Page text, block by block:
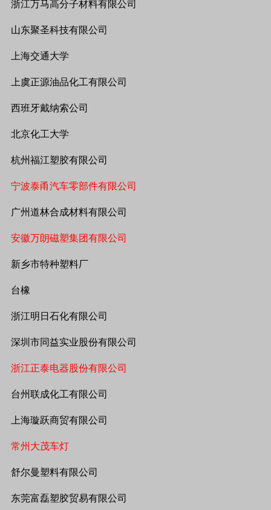
浙江万马高分子材料有限公司
山东聚圣科技有限公司
上海交通大学
上虞正源油品化工有限公司
西班牙戴纳索公司
北京化工大学
杭州福江塑胶有限公司
宁波泰甬汽车零部件有限公司
广州道林合成材料有限公司
安徽万朗磁塑集团有限公司
新乡市特种塑料厂
台橡
浙江明日石化有限公司
深圳市同益实业股份有限公司
浙江正泰电器股份有限公司
台州联成化工有限公司
上海璇跃商贸有限公司
常州大茂车灯
舒尔曼塑料有限公司
东莞富磊塑胶贸易有限公司